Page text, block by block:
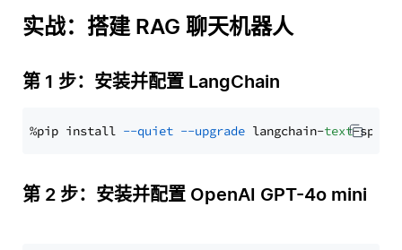
实战：搭建 RAG 聊天机器人
第 1 步：安装并配置 LangChain
%pip install --quiet --upgrade langchain-text
第 2 步：安装并配置 OpenAI GPT-4o mini